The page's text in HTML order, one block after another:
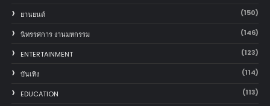
‎ยานยนต์‎ (150)
นิทรรศการ งานมหกรรม (146)
ENTERTAINMENT (123)
บันเทิง (114)
EDUCATION (113)